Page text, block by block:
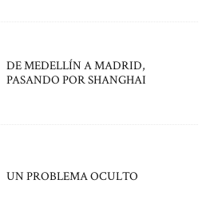
DE MEDELLÍN A MADRID,
PASANDO POR SHANGHAI
UN PROBLEMA OCULTO